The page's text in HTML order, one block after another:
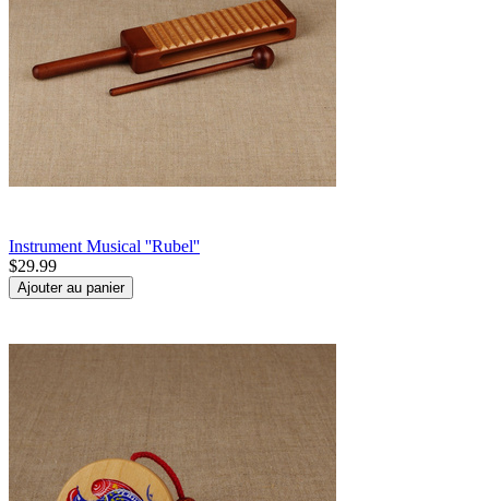
Instrument Musical ''Rubel''
$29.99
Ajouter au panier